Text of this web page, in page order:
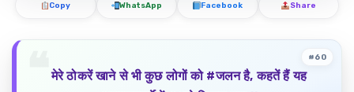
Copy WhatsApp Facebook Share
मेरे ठोकरें खाने से भी कुछ लोगों को #जलन है, कहतें हैं यह
#60